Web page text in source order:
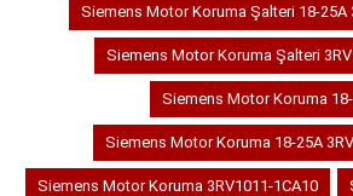
Siemens Motor Koruma Şalteri 18-25A
Siemens Motor Koruma Şalteri
Siemens Motor Koruma
Siemens Motor Koruma 18-25A
Siemens Motor Koruma 3RV1011-1CA10